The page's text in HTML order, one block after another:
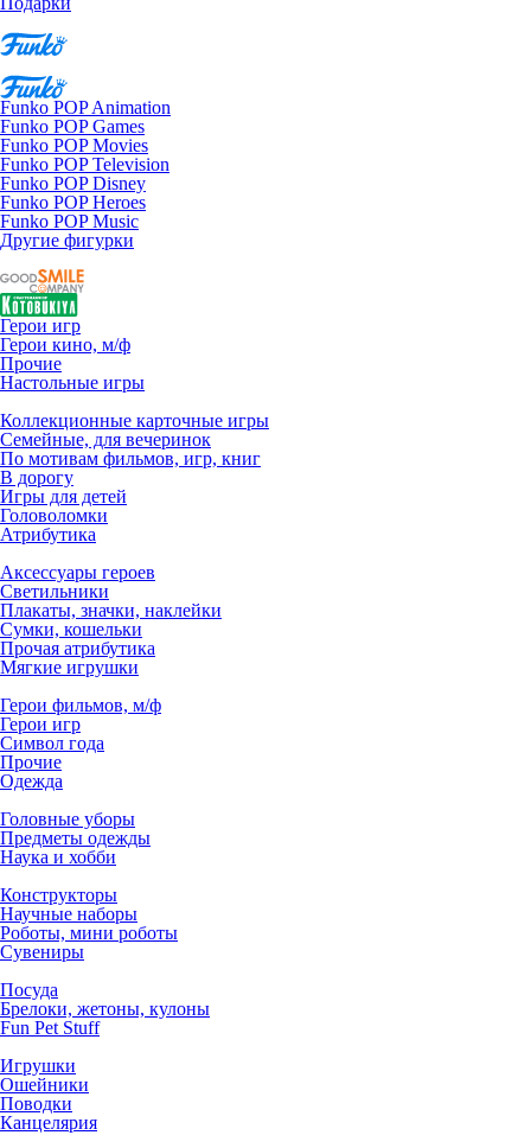
Funko POP Animation
Funko POP Games
Funko POP Movies
Funko POP Television
Funko POP Disney
Funko POP Heroes
Funko POP Music
Другие фигурки
Герои игр
Герои кино, м/ф
Прочие
Настольные игры
Коллекционные карточные игры
Семейные, для вечеринок
По мотивам фильмов, игр, книг
В дорогу
Игры для детей
Головоломки
Атрибутика
Аксессуары героев
Светильники
Плакаты, значки, наклейки
Сумки, кошельки
Прочая атрибутика
Мягкие игрушки
Герои фильмов, м/ф
Герои игр
Символ года
Прочие
Одежда
Головные уборы
Предметы одежды
Наука и хобби
Конструкторы
Научные наборы
Роботы, мини роботы
Сувениры
Посуда
Брелоки, жетоны, кулоны
Fun Pet Stuff
Игрушки
Ошейники
Поводки
Канцелярия